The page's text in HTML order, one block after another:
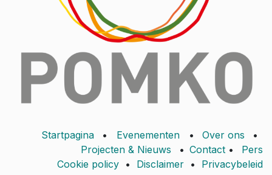
Startpagina • Evenementen • Over ons
•
Projecten & Nieuws
• Contact •
Pers
Cookie policy • Disclaimer • Privacybeleid